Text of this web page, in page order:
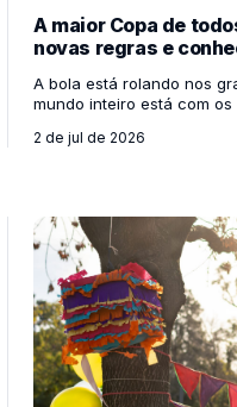
A maior Copa de
novas regras e
A bola está rolando nos
mundo inteiro está com
vizinhos — Estados
mundo, mapas,
sabe por que esta Copa é
2 de jul de 2026